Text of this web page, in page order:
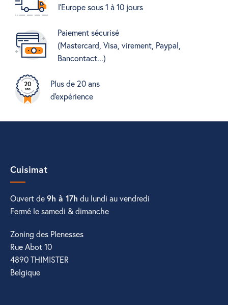
l'Europe sous 1 à 10 jours
Paiement sécurisé
(Mastercard, Visa, virement, Paypal,
Bancontact...)
Plus de 20 ans
d'expérience
Cuisimat
Ouvert de9h à 17h du lundi au vendredi
Fermé le samedi & dimanche
Zoning des Plenesses
Rue Abot 10
4890 THIMISTER
Belgique